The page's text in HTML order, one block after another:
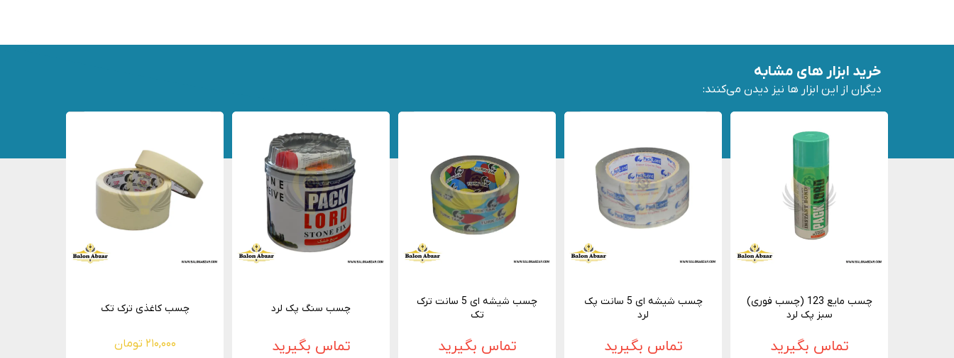
چسب مایع 123 (چسب فوری)
سبز پک لرد
تماس بگیرید
چسب شیشه ای 5 سانت پک
لرد
تماس بگیرید
چسب شیشه ای 5 سانت ترک
تک
تماس بگیرید
چسب سنگ پک لرد
تماس بگیرید
چسب کاغذی ترک تک
۲۱۰,۰۰۰ تومان
خرید ابزار های مشابه
دیگران از این ابزار ها نیز دیدن می‌کنند: